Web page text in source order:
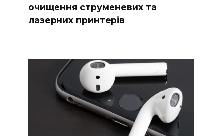
очищення струменевих та
лазерних принтерів